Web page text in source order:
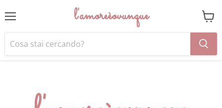
l'amoreèovunque
il